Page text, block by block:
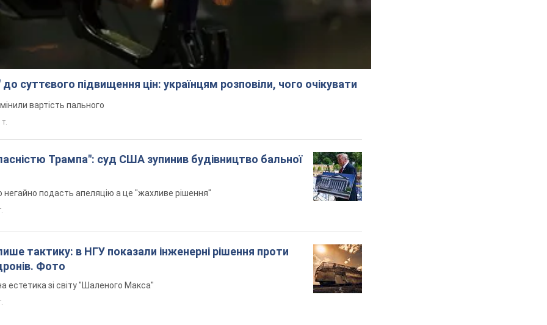
суттєвого підвищення цін: українцям розповіли, чого очікувати
вартість пального
Трампа": суд США зупинив будівництво бальної
подасть апеляцію а це "жахливе рішення"
тактику: в НГУ показали інженерні рішення проти
Фото
естетика зі світу "Шаленого Макса"